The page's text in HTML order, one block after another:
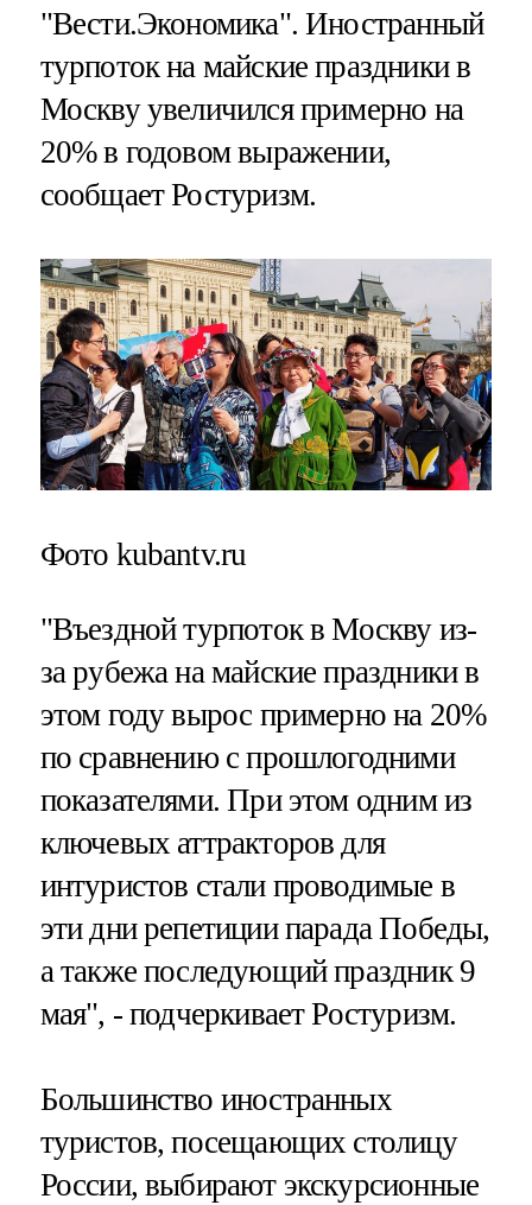
"Вести.Экономика". Иностранный
турпоток на майские праздники в
Москву увеличился примерно на
20% в годовом выражении,
сообщает Ростуризм.
Фото kubantv.ru
"Въездной турпоток в Москву из-
за рубежа на майские праздники в
этом году вырос примерно на 20%
по сравнению с прошлогодними
показателями. При этом одним из
ключевых аттракторов для
интуристов стали проводимые в
эти дни репетиции парада Победы,
а также последующий праздник 9
мая", - подчеркивает Ростуризм.
Большинство иностранных
туристов, посещающих столицу
России, выбирают экскурсионные